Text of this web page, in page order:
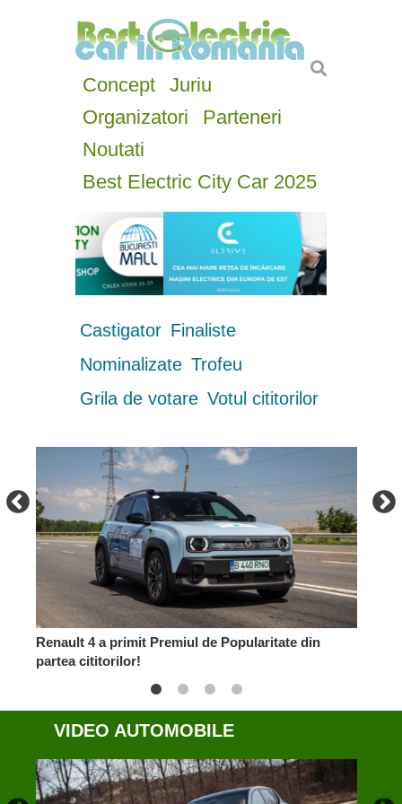
Concept
Juriu
Organizatori
Parteneri
Noutati
Best Electric City Car 2025
Castigator Finaliste
Nominalizate Trofeu
Grila de votare Votul cititorilor
Renault 4 a primit Premiul de Popularitate din
partea cititorilor!
VIDEO AUTOMOBILE